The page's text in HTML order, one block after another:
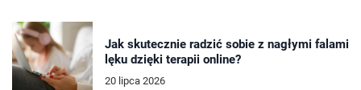
Jak skutecznie radzić sobie z nagłymi falami
lęku dzięki terapii online?
20 lipca 2026